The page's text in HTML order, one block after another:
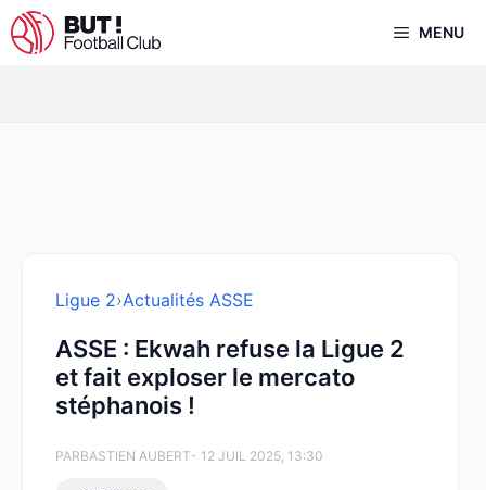
Aller
au
MENU
Ligue 2›Actualités ASSE
ASSE : Ekwah refuse la Ligue 2
et fait exploser le mercato
stéphanois !
PARBASTIEN AUBERT- 12 JUIL 2025, 13:30